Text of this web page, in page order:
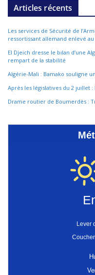
Articles récents
Les services de Sécurité de
ressortissant allemand enlevé
El Djeïch dresse le bilan d’une
rempart de la stabilité
Algérie-Mali : Bamako souligne
Après les législatives du 2 juillet
Drame routier de Boumerdès :
Lever